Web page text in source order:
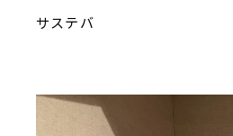
サステバ